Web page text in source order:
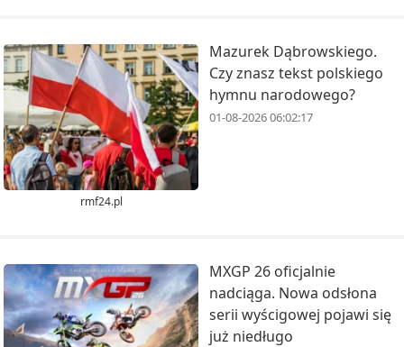
rmf24.pl
Mazurek Dąbrowskiego.
Czy znasz tekst polskiego
hymnu narodowego?
01-08-2026 06:02:17
MXGP 26 oficjalnie
nadciąga. Nowa odsłona
serii wyścigowej pojawi się
już niedługo